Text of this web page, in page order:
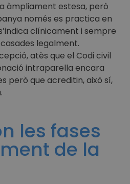
àmpliament estesa, però
només es practica en
clínicament i sempre
legalment.
atès que el Codi civil
intraparella encara
però que acreditin, això sí,
les fases
de la